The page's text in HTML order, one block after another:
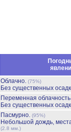
Облачно. (75%)
Без существенных
Переменная
Без существенных
Пасмурно. (95%)
Небольшой дождь,
(2.8 мм.)